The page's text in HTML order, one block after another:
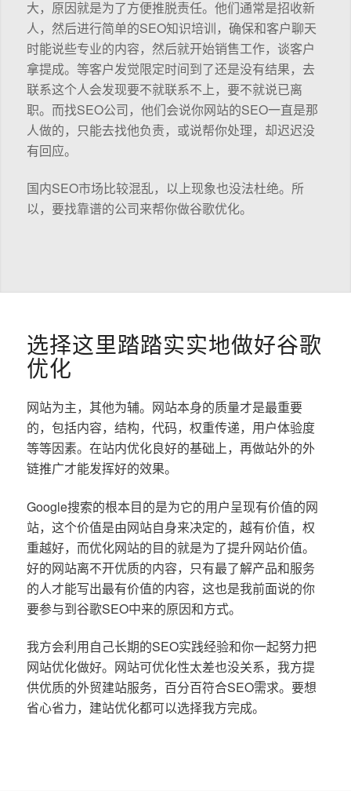
大，原因就是为了方便推脱责任。他们通常是招收新
人，然后进行简单的SEO知识培训，确保和客户聊天
时能说些专业的内容，然后就开始销售工作，谈客户
拿提成。等客户发觉限定时间到了还是没有结果，去
联系这个人会发现要不就联系不上，要不就说已离
职。而找SEO公司，他们会说你网站的SEO一直是那
人做的，只能去找他负责，或说帮你处理，却迟迟没
有回应。
国内SEO市场比较混乱，以上现象也没法杜绝。所
以，要找靠谱的公司来帮你做谷歌优化。
选择这里踏踏实实地做好谷歌
优化
网站为主，其他为辅。网站本身的质量才是最重要
的，包括内容，结构，代码，权重传递，用户体验度
等等因素。在站内优化良好的基础上，再做站外的外
链推广才能发挥好的效果。
Google搜索的根本目的是为它的用户呈现有价值的网
站，这个价值是由网站自身来决定的，越有价值，权
重越好，而优化网站的目的就是为了提升网站价值。
好的网站离不开优质的内容，只有最了解产品和服务
的人才能写出最有价值的内容，这也是我前面说的你
要参与到谷歌SEO中来的原因和方式。
我方会利用自己长期的SEO实践经验和你一起努力把
网站优化做好。网站可优化性太差也没关系，我方提
供优质的外贸建站服务，百分百符合SEO需求。要想
省心省力，建站优化都可以选择我方完成。